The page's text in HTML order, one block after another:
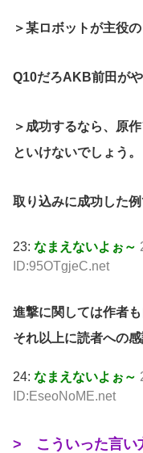
＞某ロボットが主役
Q10だろAKB前田が
＞成功するなら、原
といけないでしょう。
取り込みに成功した
23: なまえないよぉ～
ID:95OTgjeC.net
進撃に関しては作者
それ以上に読者への
24: なまえないよぉ～
ID:EseoNoME.net
> こういった言い